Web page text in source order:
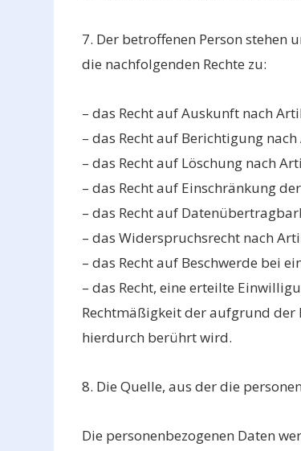
7. Der betroffenen Person stehen
die nachfolgenden Rechte zu:
– das Recht auf Auskunft nach
– das Recht auf Berichtigung nach
– das Recht auf Löschung nach
– das Recht auf Einschränkung
– das Recht auf
– das Widerspruchsrecht nach
– das Recht auf Beschwerde bei
– das Recht, eine erteilte
Rechtmäßigkeit der aufgrund
hierdurch berührt wird.
8. Die Quelle, aus der die
Die personenbezogenen Daten